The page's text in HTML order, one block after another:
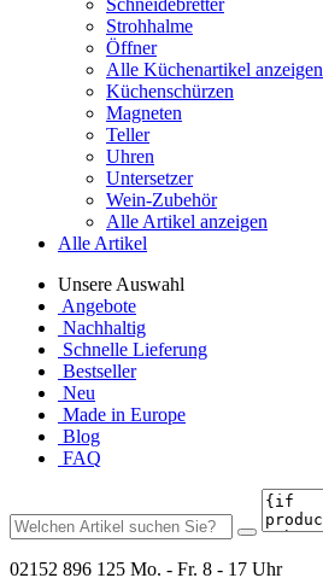
Schneidebretter
Strohhalme
Öffner
Alle Küchenartikel anzeigen
Küchenschürzen
Magneten
Teller
Uhren
Untersetzer
Wein-Zubehör
Alle Artikel anzeigen
Alle Artikel
Unsere Auswahl
Angebote
Nachhaltig
Schnelle Lieferung
Bestseller
Neu
Made in Europe
Blog
FAQ
02152 896 125 Mo. - Fr. 8 - 17 Uhr